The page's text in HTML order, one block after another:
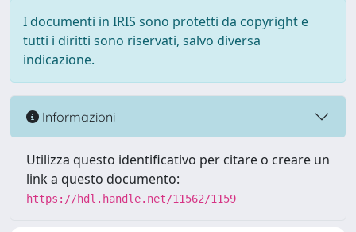
I documenti in IRIS sono protetti da copyright e
tutti i diritti sono riservati, salvo diversa
indicazione.
Informazioni
Utilizza questo identificativo per citare o creare un
link a questo documento:
https://hdl.handle.net/11562/1159